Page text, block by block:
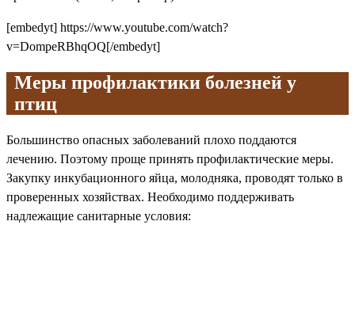
[embedyt] https://www.youtube.com/watch?
v=DompeRBhqOQ[/embedyt]
Меры профилактики болезней у
птиц
Большинство опасных заболеваний плохо поддаются
лечению. Поэтому проще принять профилактические меры.
Закупку инкубационного яйца, молодняка, проводят только в
проверенных хозяйствах. Необходимо поддерживать
надлежащие санитарные условия: